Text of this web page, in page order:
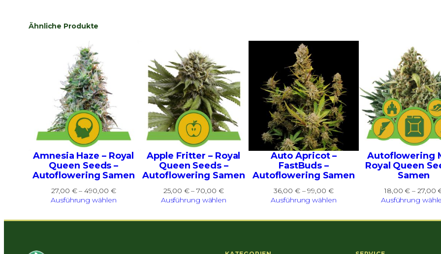
Ähnliche Produkte
Amnesia Haze – Royal
Queen Seeds –
Autoflowering Samen
27,00 € –490,00 €Preisspanne:
27,00 €
490,00 €
Ausführung wählen
Apple Fritter – Royal
Queen Seeds –
Autoflowering Samen
25,00 € –70,00 €Preisspanne:
25,00 €
70,00 €
Ausführung wählen
Auto Apricot –
FastBuds –
Autoflowering Samen
36,00 € –99,00 €Preisspanne:
36,00 €
99,00 €
Ausführung wählen
Autoflowering
Royal Queen
Samen
18,00€ – 27,00
Ausführung